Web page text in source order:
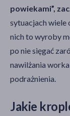
powiekami”,
sytuacjach wiele
nich to wyroby
po nie sięgać
nawilżania
podrażnienia.
Jakie